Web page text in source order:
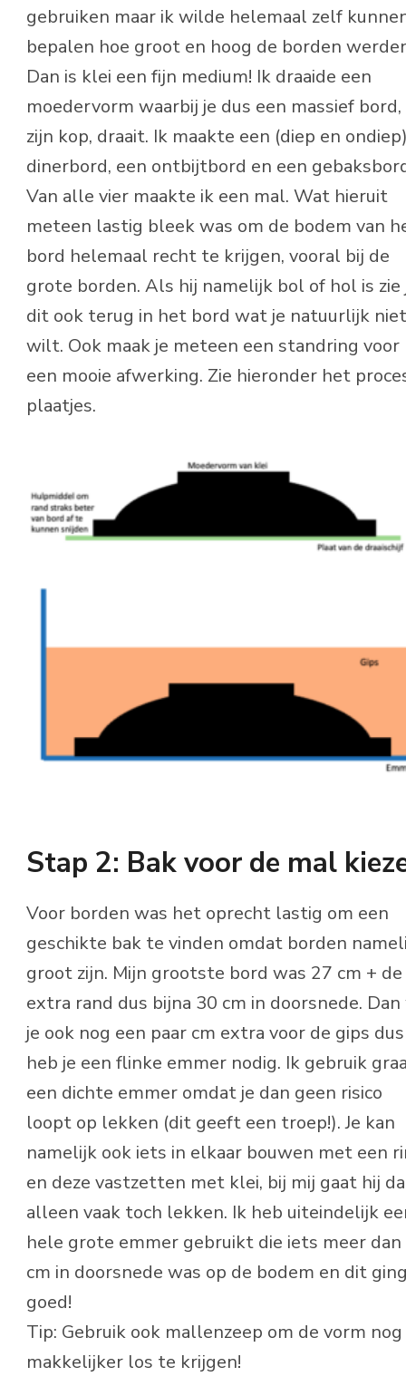
gebruiken maar ik wilde helemaal zelf
bepalen hoe groot en hoog de borden
Dan is klei een fijn medium! Ik draaide een
moedervorm waarbij je dus een massief bord,
zijn kop, draait. Ik maakte een (diep en
dinerbord, een ontbijtbord en een
Van alle vier maakte ik een mal. Wat hieruit
meteen lastig bleek was om de bodem van
bord helemaal recht te krijgen, vooral bij de
grote borden. Als hij namelijk bol of hol is zie
dit ook terug in het bord wat je natuurlijk niet
wilt. Ook maak je meteen een standring voor
een mooie afwerking. Zie hieronder het
plaatjes.
Stap 2: Bak voor de mal
Voor borden was het oprecht lastig om een
geschikte bak te vinden omdat borden
groot zijn. Mijn grootste bord was 27 cm + de
extra rand dus bijna 30 cm in doorsnede.
je ook nog een paar cm extra voor de gips dus
heb je een flinke emmer nodig. Ik gebruik
een dichte emmer omdat je dan geen risico
loopt op lekken (dit geeft een troep!). Je kan
namelijk ook iets in elkaar bouwen met een
en deze vastzetten met klei, bij mij gaat hij
alleen vaak toch lekken. Ik heb uiteindelijk
hele grote emmer gebruikt die iets meer dan
cm in doorsnede was op de bodem en dit
goed!
Tip: Gebruik ook mallenzeep om de vorm nog
makkelijker los te krijgen!